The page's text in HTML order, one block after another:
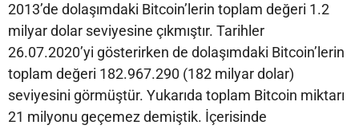
2013’de dolaşımdaki Bitcoin’lerin toplam değeri 1.2
milyar dolar seviyesine çıkmıştır. Tarihler
26.07.2020’yi gösterirken de dolaşımdaki Bitcoin’lerin
toplam değeri 182.967.290 (182 milyar dolar)
seviyesini görmüştür. Yukarıda toplam Bitcoin miktarı
21 milyonu geçemez demiştik. İçerisinde